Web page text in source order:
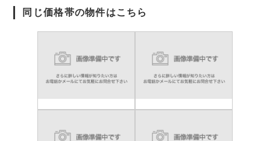
同じ価格帯の物件はこちら